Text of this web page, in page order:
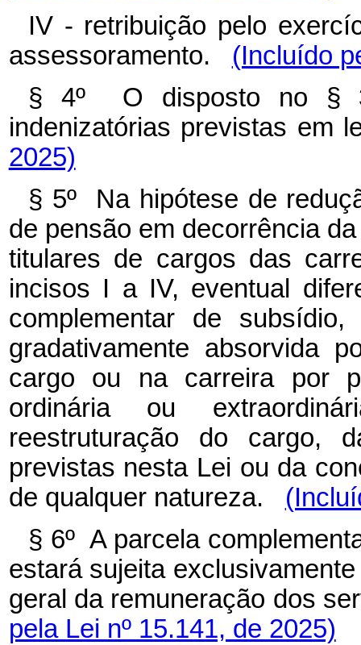
IV - retribuição pelo
assessoramento. (Incluído
§ 4º O disposto no §
indenizatórias previstas
2025)
§ 5º Na hipótese de
de pensão em decorrência
titulares de cargos das
incisos I a IV, eventual
complementar de
gradativamente absorvida
cargo ou na carreira por
ordinária ou
reestruturação do cargo,
previstas nesta Lei ou da
de qualquer natureza.
§ 6º A parcela
estará sujeita
geral da remuneração dos
pela Lei nº 15.141, de 2025)